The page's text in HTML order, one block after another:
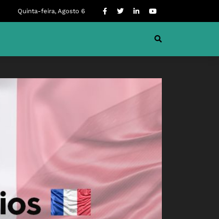
Quinta-feira, Agosto 6